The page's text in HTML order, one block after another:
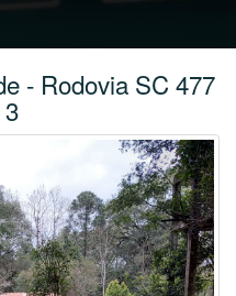
- Rodovia SC 477